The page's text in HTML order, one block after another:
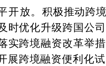
开放。积极推动跨
时优化升级跨国公
实跨境融资改革举
展跨境融资便利化